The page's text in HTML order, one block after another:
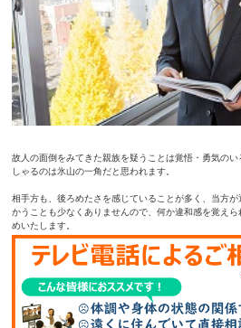
故人の面倒をみてきた親族を疑うことは覚悟・勇気の
しゃるのは氷山の一角だと思われます。
相手方も、後ろめたさを感じていることが多く、当方
かうことも少なくありませんので、何か違和感を覚え
めいたします。